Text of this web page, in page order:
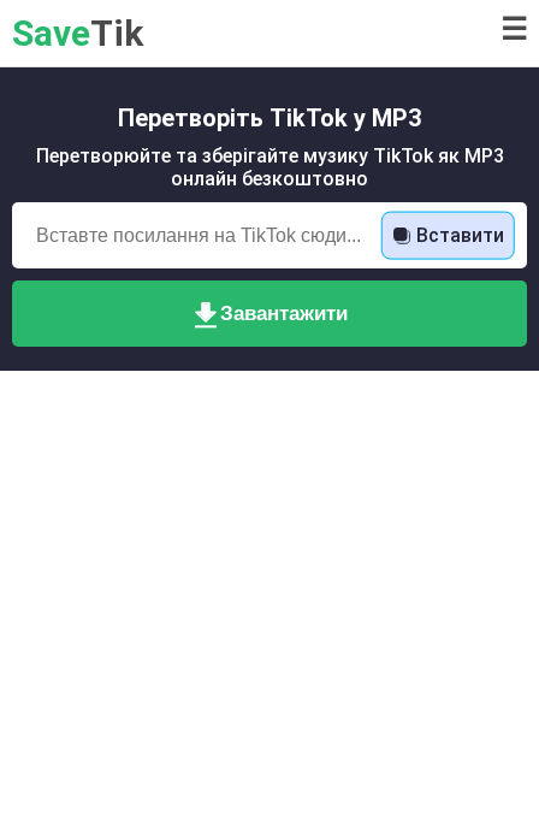
SaveTik ☰
Перетворіть TikTok у MP3
Перетворюйте та зберігайте музику TikTok як MP3
онлайн безкоштовно
Вставити
Завантажити